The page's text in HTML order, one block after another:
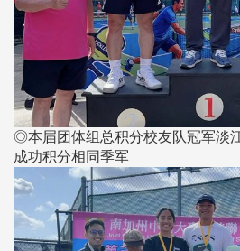
◎本届团体组总积分校友队冠军淡
成功积分相同季军